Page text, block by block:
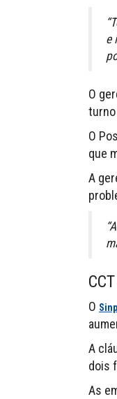
e
O
turno
O
que
A
O
A
dois
As